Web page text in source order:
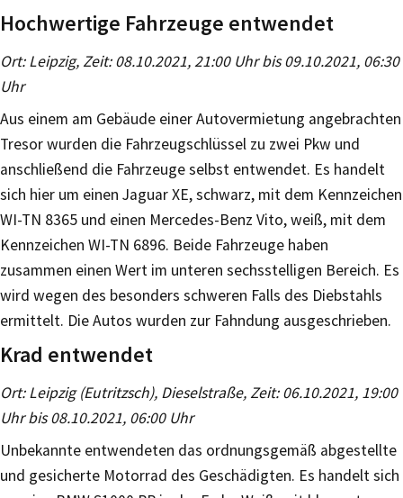
Hochwertige Fahrzeuge entwendet
Ort: Leipzig, Zeit: 08.10.2021, 21:00 Uhr bis 09.10.2021, 06:30
Uhr
Aus einem am Gebäude einer Autovermietung angebrachten
Tresor wurden die Fahrzeugschlüssel zu zwei Pkw und
anschließend die Fahrzeuge selbst entwendet. Es handelt
sich hier um einen Jaguar XE, schwarz, mit dem Kennzeichen
WI-TN 8365 und einen Mercedes-Benz Vito, weiß, mit dem
Kennzeichen WI-TN 6896. Beide Fahrzeuge haben
zusammen einen Wert im unteren sechsstelligen Bereich. Es
wird wegen des besonders schweren Falls des Diebstahls
ermittelt. Die Autos wurden zur Fahndung ausgeschrieben.
Krad entwendet
Ort: Leipzig (Eutritzsch), Dieselstraße, Zeit: 06.10.2021, 19:00
Uhr bis 08.10.2021, 06:00 Uhr
Unbekannte entwendeten das ordnungsgemäß abgestellte
und gesicherte Motorrad des Geschädigten. Es handelt sich